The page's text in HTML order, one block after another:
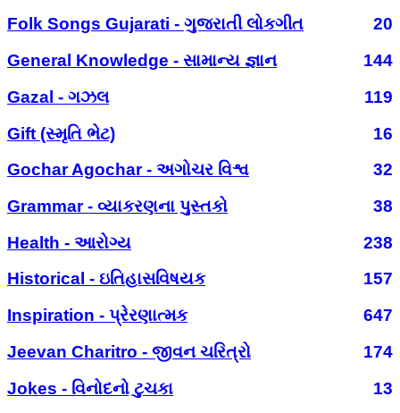
Folk Songs Gujarati - ગુજરાતી લોકગીત
20
General Knowledge - સામાન્ય જ્ઞાન
144
Gazal - ગઝલ
119
Gift (સ્મૃતિ ભેટ)
16
Gochar Agochar - અગોચર વિશ્વ
32
Grammar - વ્યાકરણના પુસ્તકો
38
Health - આરોગ્ય
238
Historical - ઇતિહાસવિષયક
157
Inspiration - પ્રેરણાત્મક
647
Jeevan Charitro - જીવન ચરિત્રો
174
Jokes - વિનોદનો ટુચકા
13